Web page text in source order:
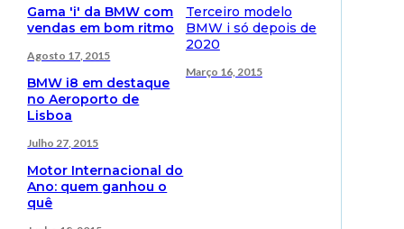
Gama 'i' da BMW com
vendas em bom ritmo
Agosto 17, 2015
BMW i8 em destaque
no Aeroporto de
Lisboa
Julho 27, 2015
Motor Internacional do
Ano: quem ganhou o
quê
Terceiro modelo
BMW i só depois de
2020
Março 16, 2015